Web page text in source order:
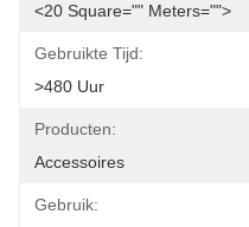
<20 Square="" Meters="">
Gebruikte Tijd:
>480 Uur
Producten:
Accessoires
Gebruik: